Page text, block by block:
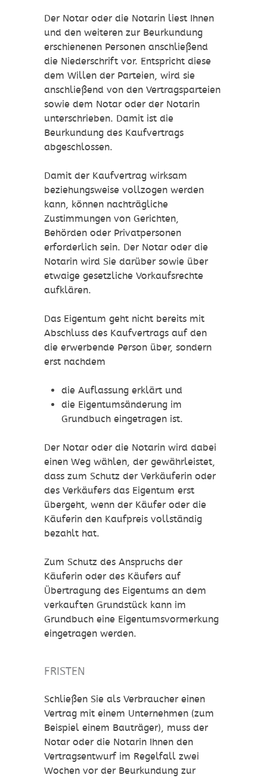
Der Notar oder die Notarin liest Ihnen
und den weiteren zur Beurkundung
erschienenen Personen anschließend
die Niederschrift vor. Entspricht diese
dem Willen der Parteien, wird sie
anschließend von den Vertragsparteien
sowie dem Notar oder der Notarin
unterschrieben. Damit ist die
Beurkundung des Kaufvertrags
abgeschlossen.
Damit der Kaufvertrag wirksam
beziehungsweise vollzogen werden
kann, können nachträgliche
Zustimmungen von Gerichten,
Behörden oder Privatpersonen
erforderlich sein. Der Notar oder die
Notarin wird Sie darüber sowie über
etwaige gesetzliche Vorkaufsrechte
aufklären.
Das Eigentum geht nicht bereits mit
Abschluss des Kaufvertrags auf den
die erwerbende Person über, sondern
erst nachdem
die Auflassung erklärt und
die Eigentumsänderung im
Grundbuch eingetragen ist.
Der Notar oder die Notarin wird dabei
einen Weg wählen, der gewährleistet,
dass zum Schutz der Verkäuferin oder
des Verkäufers das Eigentum erst
übergeht, wenn der Käufer oder die
Käuferin den Kaufpreis vollständig
bezahlt hat.
Zum Schutz des Anspruchs der
Käuferin oder des Käufers auf
Übertragung des Eigentums an dem
verkauften Grundstück kann im
Grundbuch eine Eigentumsvormerkung
eingetragen werden.
FRISTEN
Schließen Sie als Verbraucher einen
Vertrag mit einem Unternehmen (zum
Beispiel einem Bauträger), muss der
Notar oder die Notarin Ihnen den
Vertragsentwurf im Regelfall zwei
Wochen vor der Beurkundung zur